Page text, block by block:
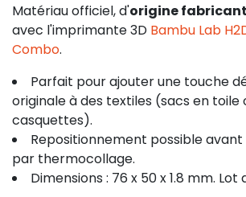
Matériau officiel, d'origine fabricant
avec l'imprimante 3D Bambu Lab
Combo.
Parfait pour ajouter une touche
originale à des textiles (sacs en toile
casquettes).
Repositionnement possible
par thermocollage.
Dimensions : 76 x 50 x 1.8 mm. Lot